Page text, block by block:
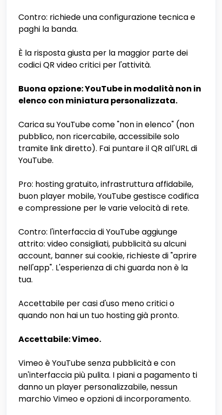
Contro: richiede una configurazione tecnica e
paghi la banda.
È la risposta giusta per la maggior parte dei
codici QR video critici per l'attività.
Buona opzione: YouTube in modalità non in
elenco con miniatura personalizzata.
Carica su YouTube come "non in elenco" (non
pubblico, non ricercabile, accessibile solo
tramite link diretto). Fai puntare il QR all'URL di
YouTube.
Pro: hosting gratuito, infrastruttura affidabile,
buon player mobile, YouTube gestisce codifica
e compressione per le varie velocità di rete.
Contro: l'interfaccia di YouTube aggiunge
attrito: video consigliati, pubblicità su alcuni
account, banner sui cookie, richieste di "aprire
nell'app". L'esperienza di chi guarda non è la
tua.
Accettabile per casi d'uso meno critici o
quando non hai un tuo hosting già pronto.
Accettabile: Vimeo.
Vimeo è YouTube senza pubblicità e con
un'interfaccia più pulita. I piani a pagamento ti
danno un player personalizzabile, nessun
marchio Vimeo e opzioni di incorporamento.